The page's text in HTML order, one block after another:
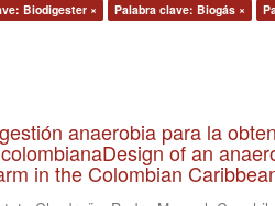
Biodigester × Palabra clave: Biogás ×
anaerobia para la
of an
in the Colombian